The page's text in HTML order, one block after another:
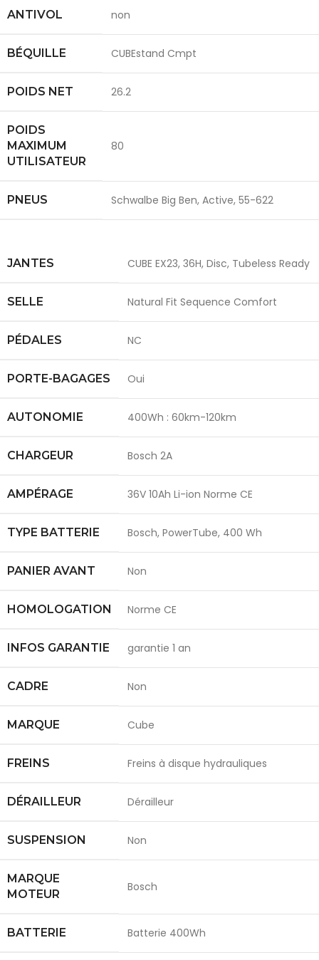
ANTIVOL non
BÉQUILLE CUBEstand Cmpt
POIDS NET 26.2
POIDS
MAXIMUM
UTILISATEUR
80
PNEUS Schwalbe Big Ben, Active, 55-622
JANTES CUBE EX23, 36H, Disc, Tubeless Ready
SELLE Natural Fit Sequence Comfort
PÉDALES NC
PORTE-BAGAGES Oui
AUTONOMIE 400Wh : 60km-120km
CHARGEUR Bosch 2A
AMPÉRAGE 36V 10Ah Li-ion Norme CE
TYPE BATTERIE Bosch, PowerTube, 400 Wh
PANIER AVANT Non
HOMOLOGATION Norme CE
INFOS GARANTIE garantie 1 an
CADRE Non
MARQUE Cube
FREINS Freins à disque hydrauliques
DÉRAILLEUR Dérailleur
SUSPENSION Non
MARQUE
MOTEUR
Bosch
BATTERIE Batterie 400Wh